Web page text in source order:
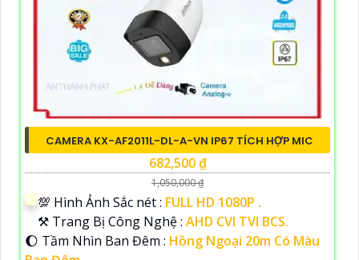
CAMERA KX-AF2011L-DL-A-VN IP67 TÍCH HỢP MIC
682,500 ₫
1,050,000 ₫
💯 Hình Ảnh Sắc nét : FULL HD 1080P .
⚒ Trang Bị Công Nghệ : AHD CVI TVI BCS.
🌔 Tầm Nhìn Ban Đêm : Hồng Ngoại 20m Có Màu